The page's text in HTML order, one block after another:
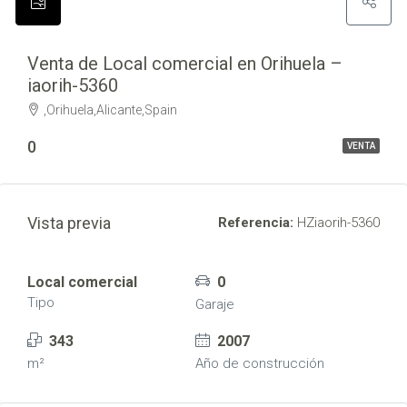
VENTA
Venta de Local comercial en Orihuela –
iaorih-5360
,Orihuela,Alicante,Spain
0
Vista previa Referencia: HZiaorih-5360
Local comercial
Tipo
0
Garaje
343
m²
2007
Año de construcción